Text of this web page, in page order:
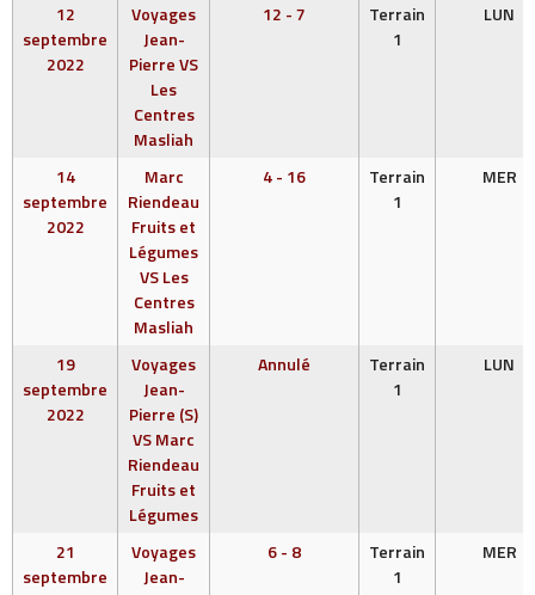
12
septembre
2022
Voyages
Jean-
Pierre VS
Les
Centres
Masliah
12 - 7
Terrain
1
LUN
14
septembre
2022
Marc
Riendeau
Fruits et
Légumes
VS Les
Centres
Masliah
4 - 16
Terrain
1
MER
19
septembre
2022
Voyages
Jean-
Pierre (S)
VS Marc
Riendeau
Fruits et
Légumes
Annulé
Terrain
1
LUN
21
septembre
Voyages
Jean-
6 - 8
Terrain
1
MER